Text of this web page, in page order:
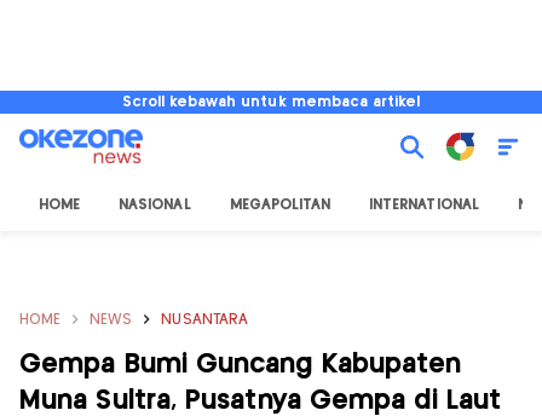
Scroll kebawah untuk membaca artikel
HOME NASIONAL MEGAPOLITAN INTERNATIONAL
HOME NEWS NUSANTARA
Gempa Bumi Guncang Kabupaten
Muna Sultra, Pusatnya Gempa di Laut